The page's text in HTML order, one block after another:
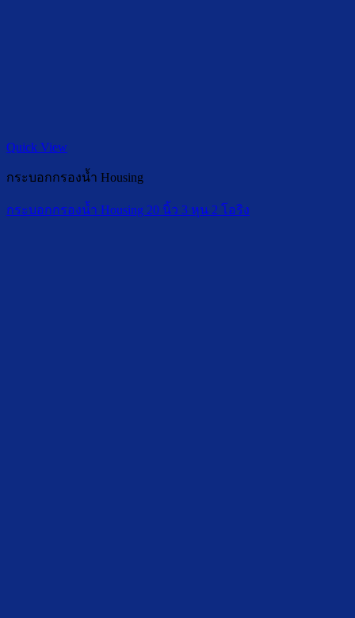
Quick View
กระบอกกรองน้ำ Housing
กระบอกกรองน้ำ Housing 20 นิ้ว 3 หุน 2 โอริง